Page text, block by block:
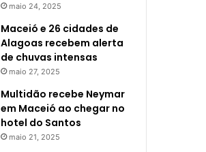
maio 24, 2025
Maceió e 26 cidades de
Alagoas recebem alerta
de chuvas intensas
maio 27, 2025
Multidão recebe Neymar
em Maceió ao chegar no
hotel do Santos
maio 21, 2025